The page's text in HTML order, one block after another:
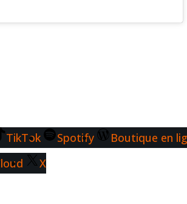
TikTok Spotify
Boutique en
X